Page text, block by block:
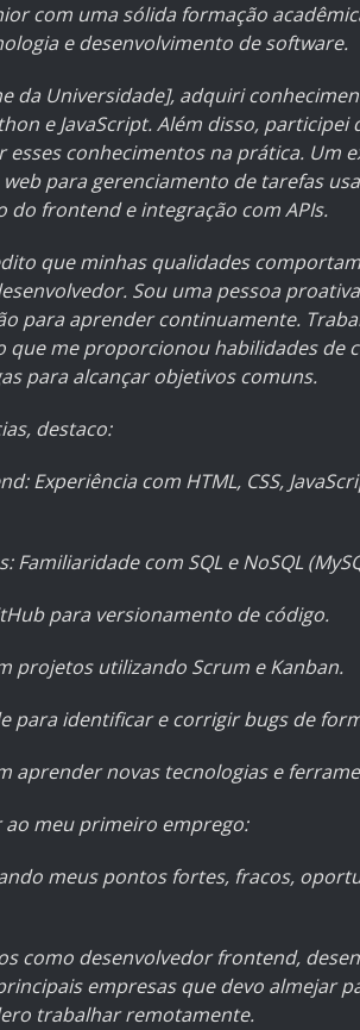
com uma sólida formação
e desenvolvimento de software.
da Universidade], adquiri
e JavaScript. Além disso,
conhecimentos na prática. Um
para gerenciamento de tarefas
do frontend e integração com APIs.
que minhas qualidades
Sou uma pessoa
para aprender continuamente.
me proporcionou habilidades de
para alcançar objetivos comuns.
destaco:
Experiência com HTML, CSS,
com SQL e NoSQL
para versionamento de código.
projetos utilizando Scrum e Kanban.
para identificar e corrigir bugs de
aprender novas tecnologias e
ao meu primeiro emprego:
meus pontos fortes, fracos,
como desenvolvedor frontend,
empresas que devo almejar
trabalhar remotamente.